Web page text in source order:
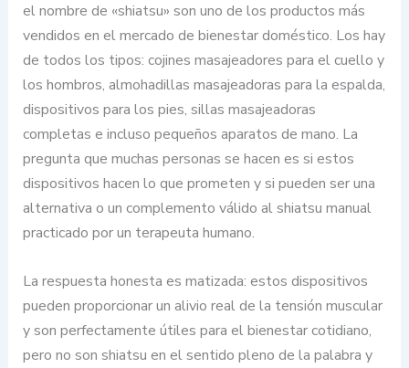
el nombre de «shiatsu» son uno de los productos más
vendidos en el mercado de bienestar doméstico. Los hay
de todos los tipos: cojines masajeadores para el cuello y
los hombros, almohadillas masajeadoras para la espalda,
dispositivos para los pies, sillas masajeadoras
completas e incluso pequeños aparatos de mano. La
pregunta que muchas personas se hacen es si estos
dispositivos hacen lo que prometen y si pueden ser una
alternativa o un complemento válido al shiatsu manual
practicado por un terapeuta humano.
La respuesta honesta es matizada: estos dispositivos
pueden proporcionar un alivio real de la tensión muscular
y son perfectamente útiles para el bienestar cotidiano,
pero no son shiatsu en el sentido pleno de la palabra y